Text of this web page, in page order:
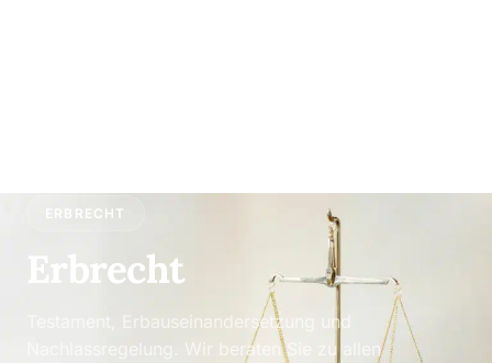
ERBRECHT
Erbrecht
Testament, Erbauseinandersetzung und
Nachlassregelung. Wir beraten Sie zu allen